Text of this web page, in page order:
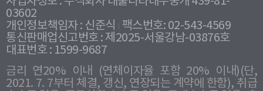
03602
개인정보책임자 : 신준식
팩스번호: 02-543-4569
통신판매업신고번호 : 제2025-서울강남-03876호
대표번호 : 1599-9687
금리 연20% 이내 (연체이자율 포함 20% 이내)(단,
2021. 7. 7부터 체결, 갱신, 연장되는 계약에 한함), 취급